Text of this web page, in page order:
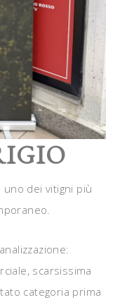
dei vitigni più
scarsissima
categoria prima